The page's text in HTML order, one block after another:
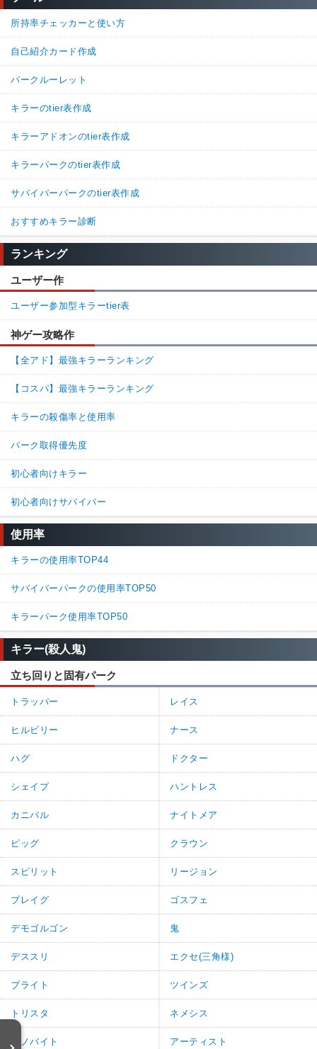
所持率チェッカーと使い方
自己紹介カード作成
パークルーレット
キラーのtier表作成
キラーアドオンのtier表作成
キラーパークのtier表作成
サバイバーパークのtier表作成
おすすめキラー診断
ランキング
ユーザー作
ユーザー参加型キラーtier表
神ゲー攻略作
【全アド】最強キラーランキング
【コスパ】最強キラーランキング
キラーの殺傷率と使用率
パーク取得優先度
初心者向けキラー
初心者向けサバイバー
使用率
キラーの使用率TOP44
サバイバーパークの使用率TOP50
キラーパーク使用率TOP50
キラー(殺人鬼)
立ち回りと固有パーク
トラッパー レイス
ヒルビリー ナース
ハグ ドクター
シェイプ ハントレス
カニバル ナイトメア
ピッグ クラウン
スピリット リージョン
プレイグ ゴスフェ
デモゴルゴン 鬼
デススリ エクセ(三角様)
ブライト ツインズ
トリスタ ネメシス
セノバイト アーティスト